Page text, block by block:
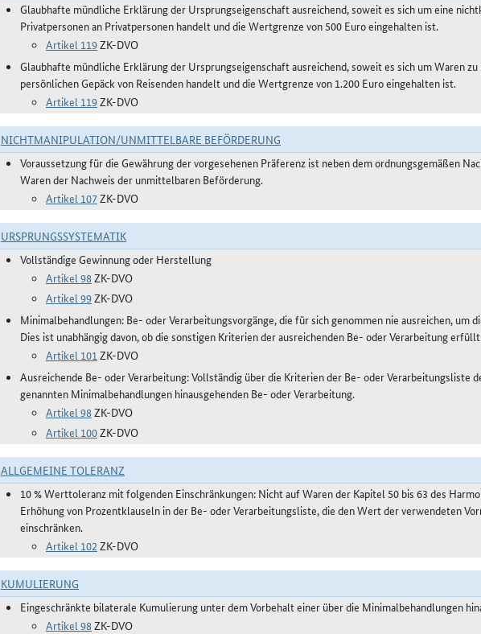
Glaubhafte mündliche Erklärung der Ursprungseigenschaft ausreichend, soweit es sich um eine
Privatpersonen an Privatpersonen handelt und die Wertgrenze von 500 Euro eingehalten ist.
Artikel 119ZK-DVO
Glaubhafte mündliche Erklärung der Ursprungseigenschaft ausreichend, soweit es sich um Waren
persönlichen Gepäck von Reisenden handelt und die Wertgrenze von 1.200 Euro eingehalten ist.
Artikel 119ZK-DVO
NICHTMANIPULATION/UNMITTELBARE BEFÖRDERUNG
Voraussetzung für die Gewährung der vorgesehenen Präferenz ist neben dem ordnungsgemäßen
Waren der Nachweis der unmittelbaren Beförderung.
Artikel 107ZK-DVO
URSPRUNGSSYSTEMATIK
Vollständige Gewinnung oder Herstellung
Artikel 98ZK-DVO
Artikel 99ZK-DVO
Minimalbehandlungen: Be- oder Verarbeitungsvorgänge, die für sich genommen nie ausreichen, um
Dies ist unabhängig davon, ob die sonstigen Kriterien der ausreichenden Be- oder Verarbeitung
Artikel 101ZK-DVO
Ausreichende Be- oder Verarbeitung: Vollständig über die Kriterien der Be- oder Verarbeitungsliste
genannten Minimalbehandlungen hinausgehenden Be- oder Verarbeitung.
Artikel 98ZK-DVO
Artikel 100ZK-DVO
ALLGEMEINE TOLERANZ
10 % Werttoleranz mit folgenden Einschränkungen: Nicht auf Waren der Kapitel 50 bis 63 des
Erhöhung von Prozentklauseln in der Be- oder Verarbeitungsliste, die den Wert der verwendeten
einschränken.
Artikel 102 ZK-DVO
KUMULIERUNG
Eingeschränkte bilaterale Kumulierung unter dem Vorbehalt einer über die Minimalbehandlungen
Artikel 98ZK-DVO